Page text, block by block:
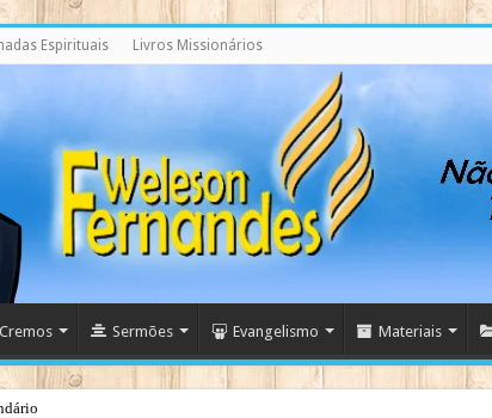
Espirituais Livros Missionários
Sermões Evangelismo Materiais
gay para evitar colapso da natalidade, afirma ativista